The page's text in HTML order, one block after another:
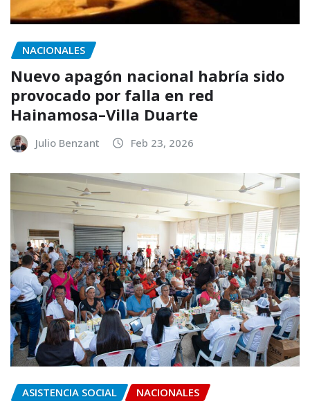
NACIONALES
Nuevo apagón nacional habría sido
provocado por falla en red
Hainamosa–Villa Duarte
Julio Benzant Feb 23, 2026
ASISTENCIA SOCIAL NACIONALES